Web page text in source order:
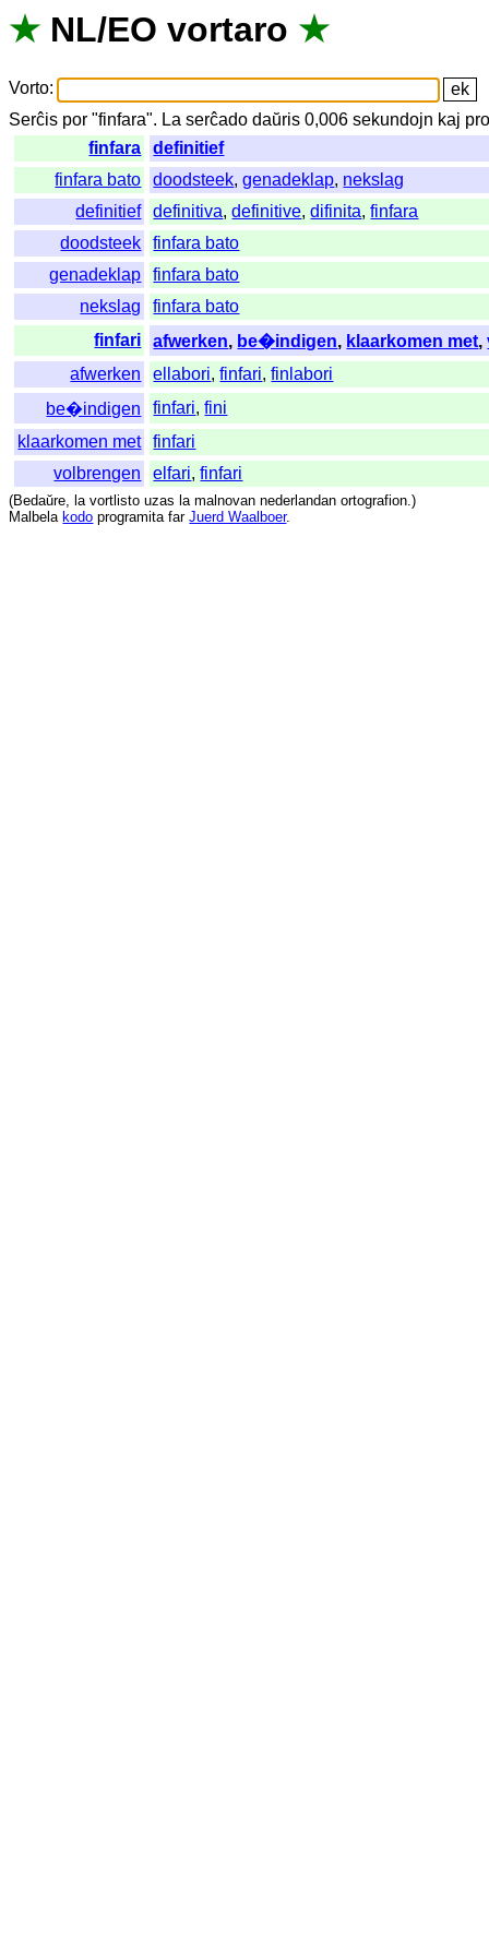
★ NL/EO vortaro ★
Vorto:
Serĉis por "finfara". La serĉado daŭris 0,006sekundojn kaj
finfara
definitief
finfara bato
doodsteek,genadeklap, nekslag
definitief
definitiva,definitive,difinita,finfara
doodsteek
finfara bato
genadeklap
finfara bato
nekslag
finfara bato
finfari
afwerken, be�indigen, klaarkomen met,
afwerken
ellabori,finfari,finlabori
be�indigen
finfari,fini
klaarkomen met
finfari
volbrengen
elfari,finfari
(Bedaŭre, la vortlisto uzas la malnovan nederlandan ortografion.)
Malbela kodo programita far Juerd Waalboer.